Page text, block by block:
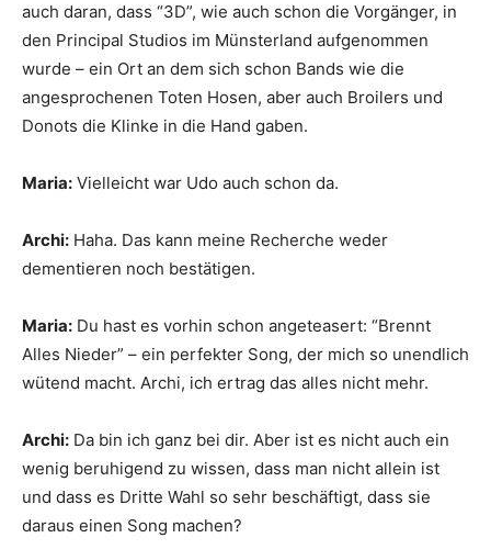
auch daran, dass “3D”, wie auch schon die Vorgänger, in
den Principal Studios im Münsterland aufgenommen
wurde – ein Ort an dem sich schon Bands wie die
angesprochenen Toten Hosen, aber auch Broilers und
Donots die Klinke in die Hand gaben.
Maria: Vielleicht war Udo auch schon da.
Archi: Haha. Das kann meine Recherche weder
dementieren noch bestätigen.
Maria: Du hast es vorhin schon angeteasert: “Brennt
Alles Nieder” – ein perfekter Song, der mich so unendlich
wütend macht. Archi, ich ertrag das alles nicht mehr.
Archi: Da bin ich ganz bei dir. Aber ist es nicht auch ein
wenig beruhigend zu wissen, dass man nicht allein ist
und dass es Dritte Wahl so sehr beschäftigt, dass sie
daraus einen Song machen?